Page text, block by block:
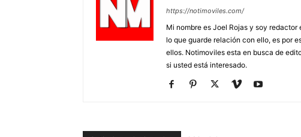
https://notimoviles.com/
Mi nombre es Joel Rojas y soy
lo que guarde relación con ello, es por
ellos. Notimoviles esta en busca de
si usted está interesado.